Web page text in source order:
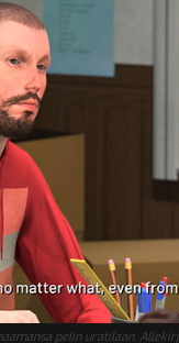
pelin uratilaan.